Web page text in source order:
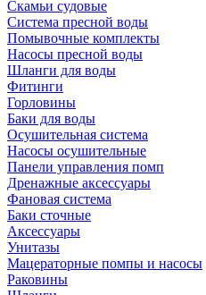
Скамьи судовые
Система пресной воды
Помывочные комплекты
Насосы пресной воды
Шланги для воды
Фитинги
Горловины
Баки для воды
Осушительная система
Насосы осушительные
Панели управления помп
Дренажные аксессуары
Фановая система
Баки сточные
Аксессуары
Унитазы
Мацераторные помпы и насосы
Раковины